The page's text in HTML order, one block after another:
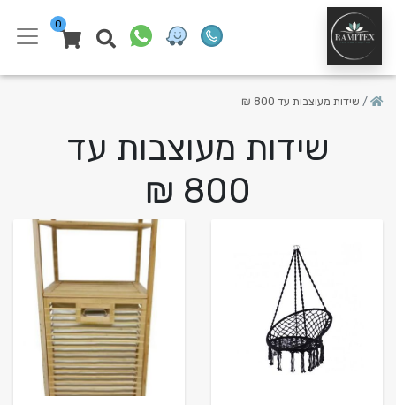
0
שידות מעוצבות עד 800 ₪
שידות מעוצבות עד
800 ₪